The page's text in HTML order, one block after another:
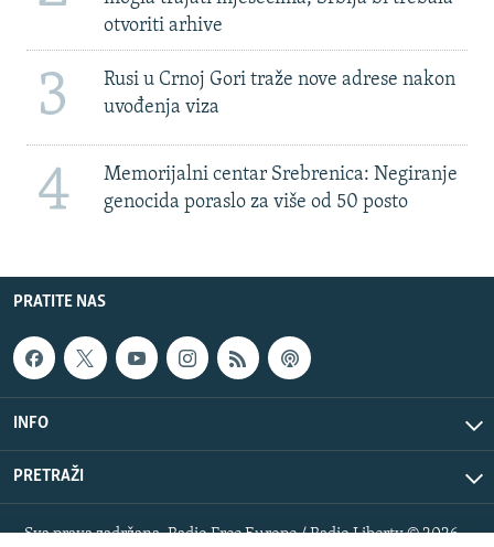
otvoriti arhive
3
Rusi u Crnoj Gori traže nove adrese nakon
uvođenja viza
4
Memorijalni centar Srebrenica: Negiranje
genocida poraslo za više od 50 posto
PRATITE NAS
INFO
PRETRAŽI
Sva prava zadržana. Radio Free Europe / Radio Liberty © 2026